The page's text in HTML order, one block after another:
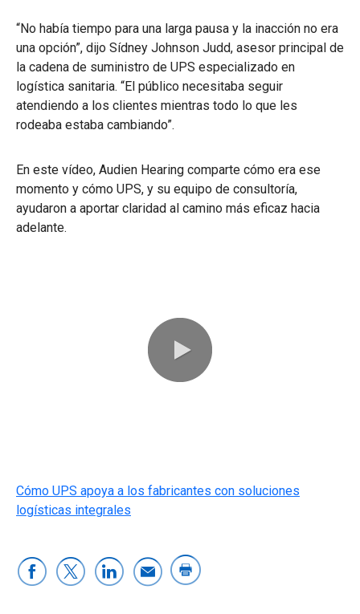
“No había tiempo para una larga pausa y la inacción no era
una opción”, dijo Sídney Johnson Judd, asesor principal de
la cadena de suministro de UPS especializado en
logística sanitaria. “El público necesitaba seguir
atendiendo a los clientes mientras todo lo que les
rodeaba estaba cambiando”.
En este vídeo, Audien Hearing comparte cómo era ese
momento y cómo UPS, y su equipo de consultoría,
ayudaron a aportar claridad al camino más eficaz hacia
adelante.
Cómo UPS apoya a los fabricantes con soluciones
logísticas integrales